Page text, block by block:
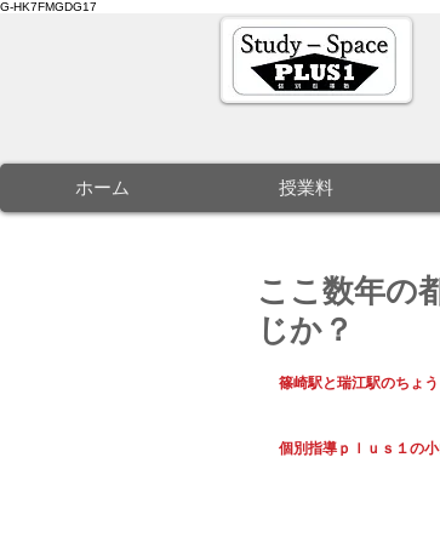
G-HK7FMGDG17
ホーム 授業料
ここ数年の
じか？
篠崎駅と瑞江駅のちょう
個別指導ｐｌｕｓ１の小